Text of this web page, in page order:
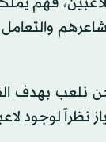
نلعب بهدف
نظراً لوجود